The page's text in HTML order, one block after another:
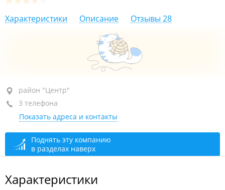
Характеристики Описание Отзывы 28
район "Центр", ул. Корабельная набережная, 6П
причал 36
+7 (423) 299-95-90
+7 904 629-95-90
+7 984 190-22-99
район "Центр"
3 телефона
Показать адреса и контакты
Поднять эту компанию
в разделах наверх
Характеристики